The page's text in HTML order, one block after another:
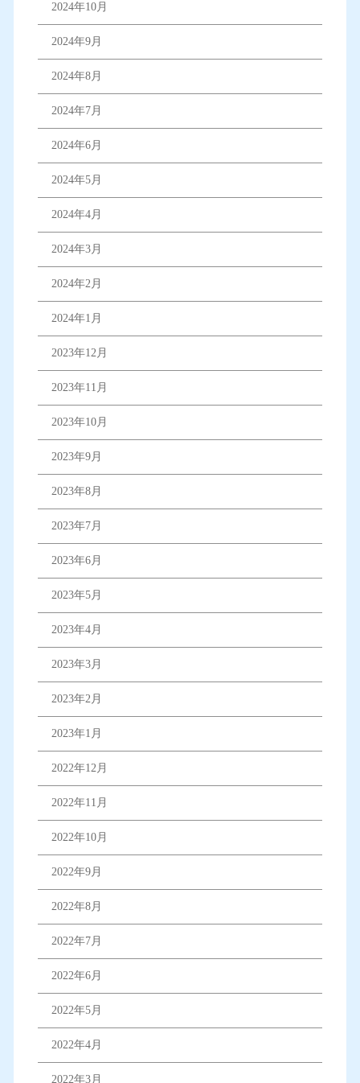
2024年10月
2024年9月
2024年8月
2024年7月
2024年6月
2024年5月
2024年4月
2024年3月
2024年2月
2024年1月
2023年12月
2023年11月
2023年10月
2023年9月
2023年8月
2023年7月
2023年6月
2023年5月
2023年4月
2023年3月
2023年2月
2023年1月
2022年12月
2022年11月
2022年10月
2022年9月
2022年8月
2022年7月
2022年6月
2022年5月
2022年4月
2022年3月